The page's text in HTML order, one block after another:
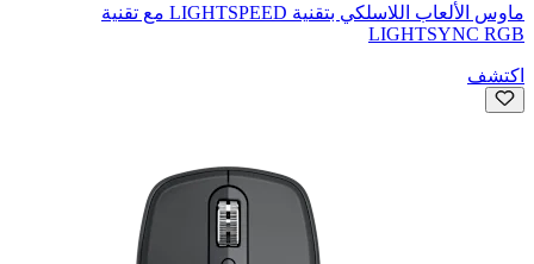
ماوس الألعاب اللاسلكي بتقنية LIGHTSPEED مع تقنية
LIGHTSYNC RGB
اكتشف